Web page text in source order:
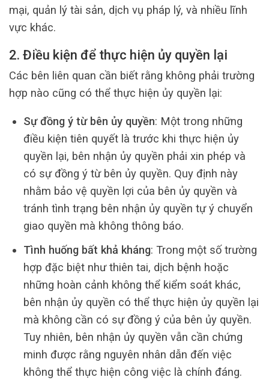
mại, quản lý tài sản, dịch vụ pháp lý, và nhiều lĩnh
vực khác.
2. Điều kiện để thực hiện ủy quyền lại
Các bên liên quan cần biết rằng không phải trường
hợp nào cũng có thể thực hiện ủy quyền lại:
Sự đồng ý từ bên ủy quyền: Một trong những
điều kiện tiên quyết là trước khi thực hiện ủy
quyền lại, bên nhận ủy quyền phải xin phép và
có sự đồng ý từ bên ủy quyền. Quy định này
nhằm bảo vệ quyền lợi của bên ủy quyền và
tránh tình trạng bên nhận ủy quyền tự ý chuyển
giao quyền mà không thông báo.
Tình huống bất khả kháng: Trong một số trường
hợp đặc biệt như thiên tai, dịch bệnh hoặc
những hoàn cảnh không thể kiểm soát khác,
bên nhận ủy quyền có thể thực hiện ủy quyền lại
mà không cần có sự đồng ý của bên ủy quyền.
Tuy nhiên, bên nhận ủy quyền vẫn cần chứng
minh được rằng nguyên nhân dẫn đến việc
không thể thực hiện công việc là chính đáng.